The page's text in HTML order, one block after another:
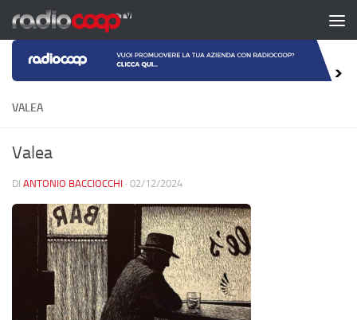
Salta al contenuto
VALEA
Valea
DI ANTONIO BACCIOCCHI · 02/12/2024